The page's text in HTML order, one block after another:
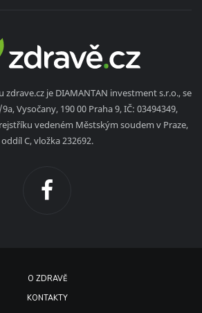
je DIAMANTAN investment s.r.o., se
Vysočany, 190 00 Praha 9, IČ: 03494349,
vedeném Městským soudem v Praze,
oddíl C, vložka 232692.
O ZDRAVĚ
KONTAKTY